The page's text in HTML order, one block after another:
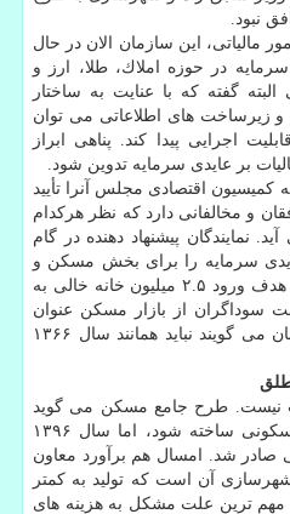
نبود.
مالیاتی، این سازمان الان در حال
در حوزه املاك، طلا، ارز و
گفته كه با عنایت به ساختار
و زیرساخت های اطلاعاتی می توان
اجرایی پیدا كند. پناهی ابراز
بر عایدی سرمایه تدوین شود.
كمیسیون اقتصادی مجلس آنرا تأیید
و مخالفانی دارد كه نظر هركدام
نمایندگان پیشنهاد دهنده در گام
سرمایه را برای بخش مسكن و
خانه خالی به
از بازار مسكن عنوان
می شود. با این وجود كارشناسان می گویند نباید همانند سال ۱۳۶۶
نیست. طرح جامع مسكن می گوید
سالیانه باید یك میلیون واحد مسكونی ساخته شود، اما سال ۱۳۹۶
صادر شد. امسال هم برآورد معاون
آن است كه تولید به كمتر
مهم ترین علت مشكل به هزینه های